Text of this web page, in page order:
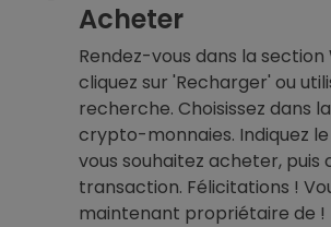
Acheter
Rendez-vous dans la section
cliquez sur 'Recharger' ou
recherche. Choisissez dans
crypto-monnaies. Indiquez
vous souhaitez acheter, puis
transaction. Félicitations !
maintenant propriétaire de !